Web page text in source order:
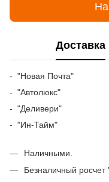
Доставка
- "Новая Почта"
- "Автолюкс"
- "Деливери"
- "Ин-Тайм"
Наличными.
Безналичный росчет